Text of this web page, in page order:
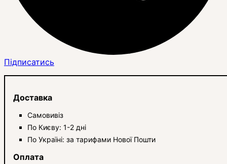
Підписатись
Доставка
Самовивіз
По Києву: 1-2 дні
По Україні: за тарифами Нової Пошти
Оплата